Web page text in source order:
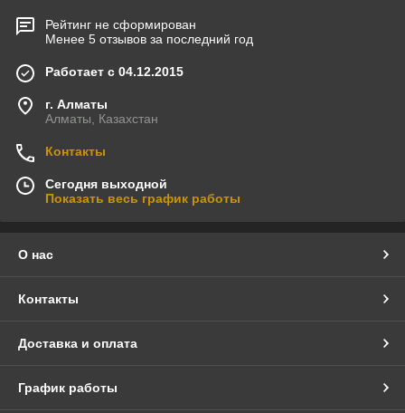
Рейтинг не сформирован
Менее 5 отзывов за последний год
Работает с 04.12.2015
г. Алматы
Алматы, Казахстан
Контакты
Сегодня выходной
Показать весь график работы
О нас
Контакты
Доставка и оплата
График работы